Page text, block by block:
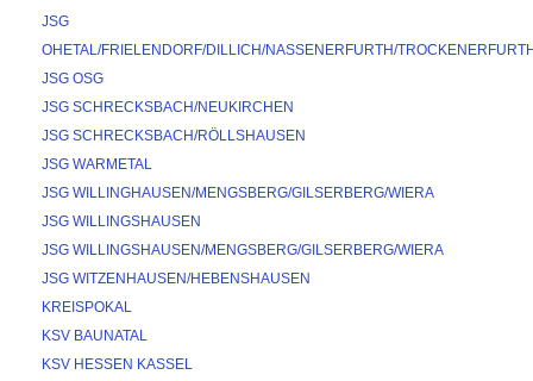
JSG
OHETAL/FRIELENDORF/DILLICH/NASSENERFURTH/
JSG OSG
JSG SCHRECKSBACH/NEUKIRCHEN
JSG SCHRECKSBACH/RÖLLSHAUSEN
JSG WARMETAL
JSG WILLINGHAUSEN/MENGSBERG/GILSERBERG/WIERA
JSG WILLINGSHAUSEN
JSG WILLINGSHAUSEN/MENGSBERG/GILSERBERG/WIERA
JSG WITZENHAUSEN/HEBENSHAUSEN
KREISPOKAL
KSV BAUNATAL
KSV HESSEN KASSEL